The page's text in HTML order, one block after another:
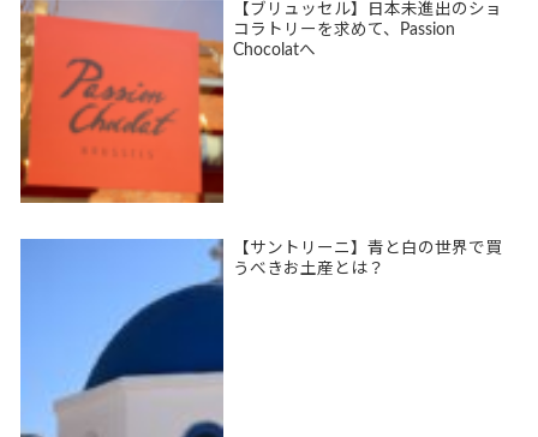
【ブリュッセル】日本未進出のショ
コラトリーを求めて、Passion
Chocolatへ
【サントリーニ】青と白の世界で買
うべきお土産とは？